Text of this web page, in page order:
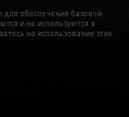
для обеспечения базовой
и не используются в
на использование этих